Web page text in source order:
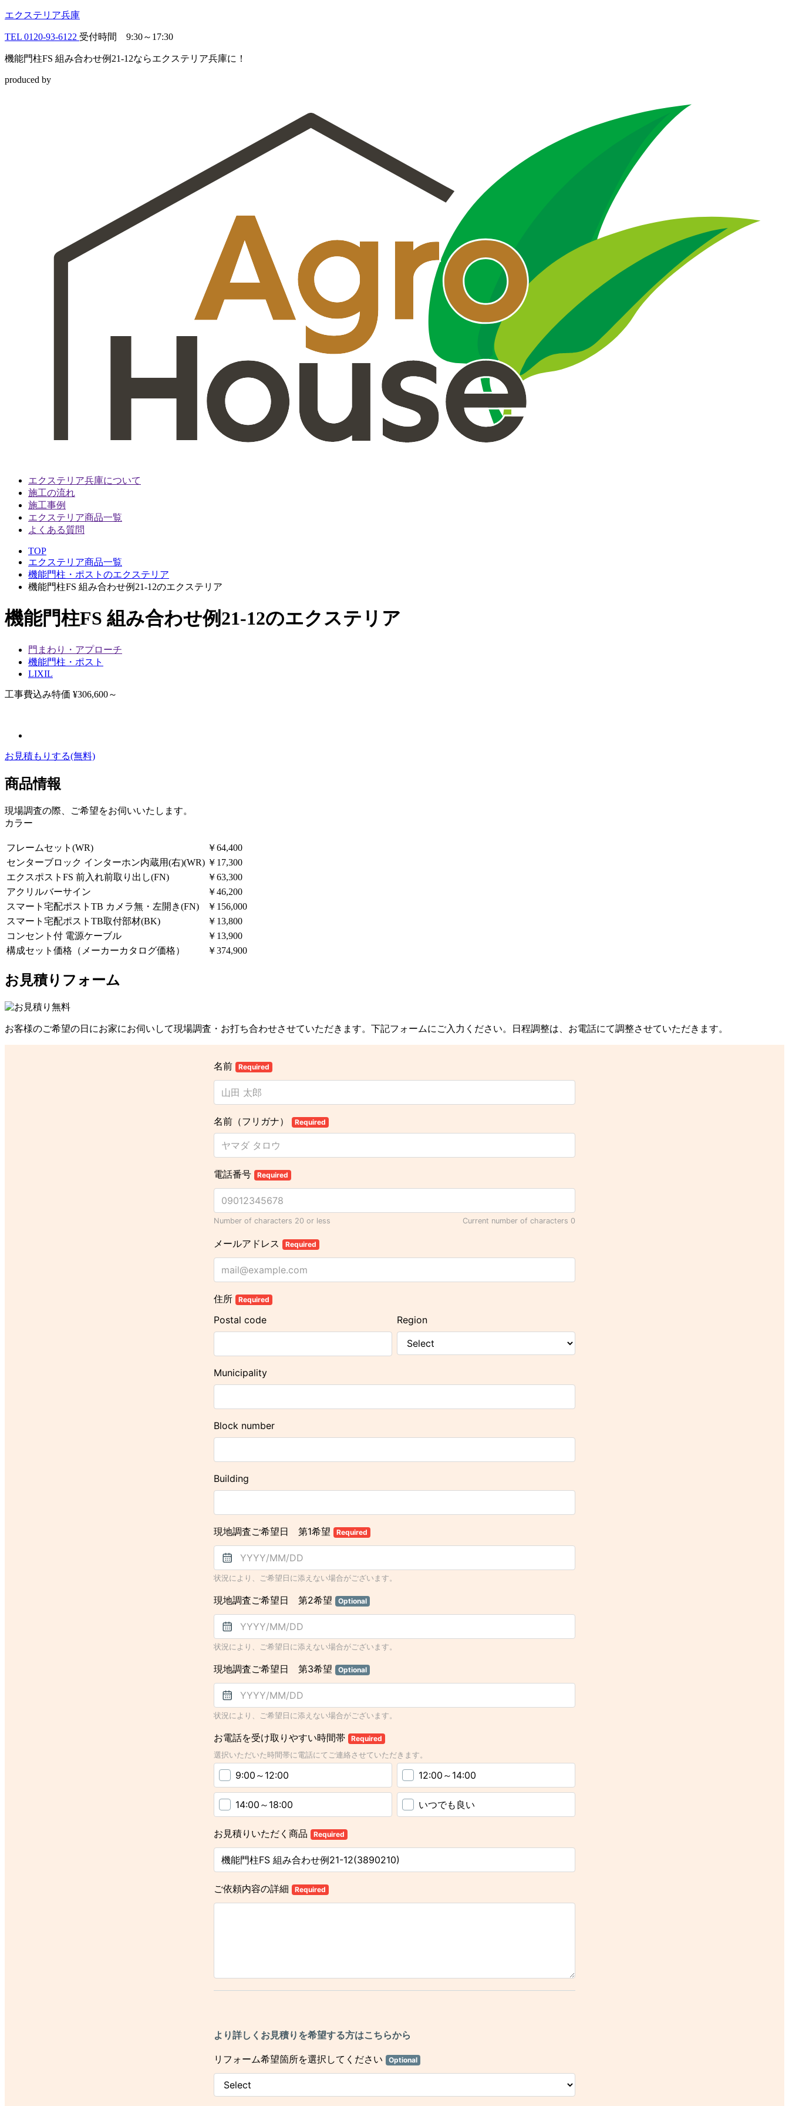
エクステリア兵庫
TEL 0120-93-6122 受付時間 9:30～17:30
機能門柱FS 組み合わせ例21-12ならエクステリア兵庫に！
produced by
エクステリア兵庫について
施工の流れ
施工事例
エクステリア商品一覧
よくある質問
TOP
エクステリア商品一覧
機能門柱・ポストのエクステリア
機能門柱FS 組み合わせ例21-12のエクステリア
機能門柱FS 組み合わせ例21-12のエクステリア
門まわり・アプローチ
機能門柱・ポスト
LIXIL
工事費込み特価 ¥306,600～
お見積もりする(無料)
商品情報
現場調査の際、ご希望をお伺いいたします。
カラー
フレームセット(WR)
￥64,400
センターブロック インターホン内蔵用(右)(WR) ￥17,300
エクスポストFS 前入れ前取り出し(FN)
￥63,300
アクリルバーサイン
￥46,200
スマート宅配ポストTB カメラ無・左開き(FN)
￥156,000
スマート宅配ポストTB取付部材(BK)
￥13,800
コンセント付 電源ケーブル
￥13,900
構成セット価格（メーカーカタログ価格）
￥374,900
お見積りフォーム
お客様のご希望の日にお家にお伺いして現場調査・お打ち合わせさせていただきます。下記フォームにご入力ください。日程調整は、お電話にて調整させていただきます。